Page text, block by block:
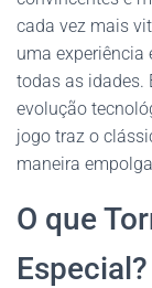
cada vez mais
uma experiência
todas as idades.
evolução
jogo traz o
maneira
O que
Especial?